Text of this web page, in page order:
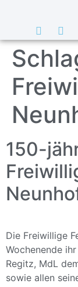
150-
Die Freiwillige
Wochenende
Regitz, MdL
sowie allen